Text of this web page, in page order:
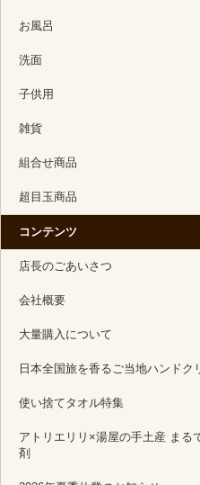
お風呂
洗面
子供用
雑貨
組合せ商品
超目玉商品
コンテンツ
店長のごあいさつ
会社概要
大量購入について
日本全国旅を香るご当地ハンドク
使い捨てタオル特集
アトリエリリ×湯屋の手土産 まる
剤